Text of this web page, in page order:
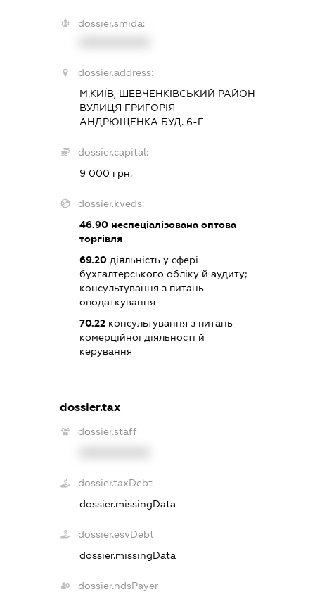
dossier.smida:
dossier.address:
М.КИЇВ, ШЕВЧЕНКІВСЬКИЙ РАЙОН
ВУЛИЦЯ ГРИГОРІЯ
АНДРЮЩЕНКА БУД. 6-Г
dossier.capital:
9 000 грн.
dossier.kveds:
46.90неспеціалізована оптова
торгівля
69.20діяльність у сфері
бухгалтерського обліку й аудиту;
консультування з питань
оподаткування
70.22консультування з питань
комерційної діяльності й
керування
dossier.tax
dossier.staff
dossier.taxDebt
dossier.missingData
dossier.esvDebt
dossier.missingData
dossier.ndsPayer